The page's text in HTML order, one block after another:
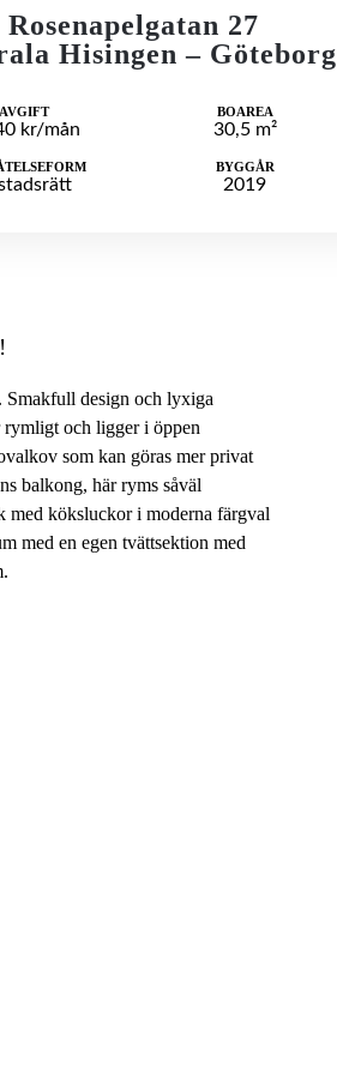
Rosenapelgatan 27
Hisingen – Göteborg
AVGIFT
kr/mån
BOAREA
30,5 m²
BYGGÅR
2019
Smakfull design och lyxiga
rymligt och ligger i öppen
som kan göras mer privat
balkong, här ryms såväl
med köksluckor i moderna färgval
med en egen tvättsektion med